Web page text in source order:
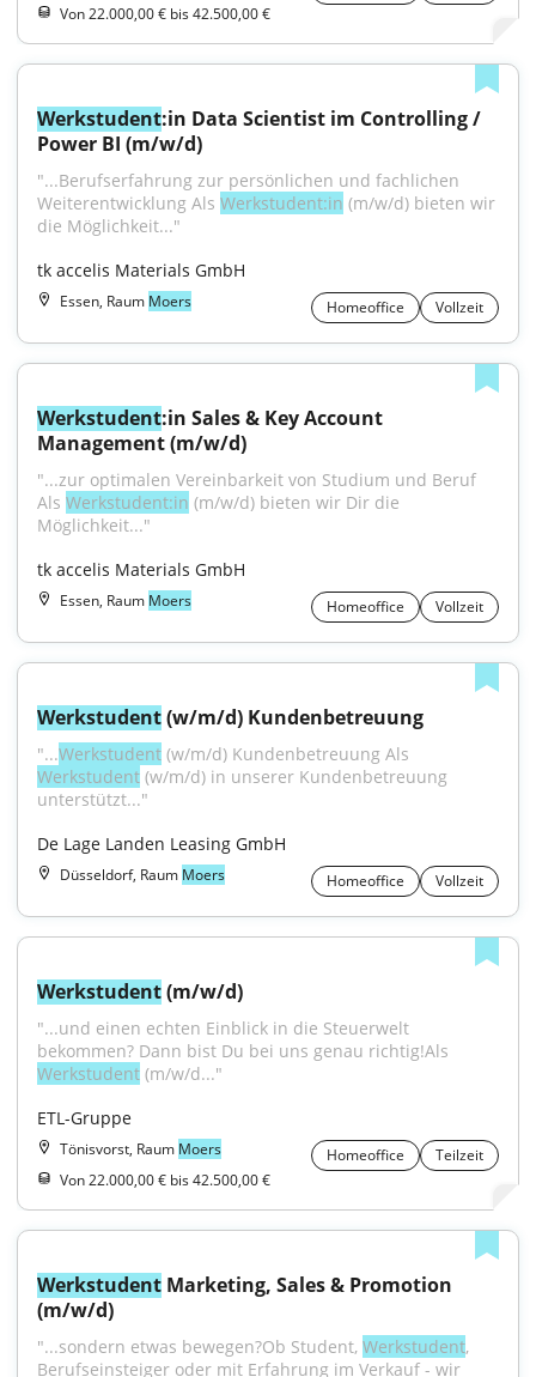
Von 22.000,00 € bis 42.500,00 €
Werkstudent:in Data Scientist im Controlling /
Power BI (m/w/d)
"...Berufserfahrung zur persönlichen und fachlichen
Weiterentwicklung Als Werkstudent:in (m/w/d) bieten wir
die Möglichkeit..."
tk accelis Materials GmbH
Essen, Raum Moers Homeoffice Vollzeit
Werkstudent:in Sales & Key Account
Management (m/w/d)
"...zur optimalen Vereinbarkeit von Studium und Beruf
Als Werkstudent:in (m/w/d) bieten wir Dir die
Möglichkeit..."
tk accelis Materials GmbH
Essen, Raum Moers Homeoffice Vollzeit
Werkstudent (w/m/d) Kundenbetreuung
"...Werkstudent
Werkstudent (w/m/d) in unserer Kundenbetreuung
unterstützt..."
De Lage Landen Leasing GmbH
Düsseldorf, Raum Moers Homeoffice Vollzeit
Werkstudent (m/w/d)
"...und einen echten Einblick in die Steuerwelt
Werkstudent (m/w/d..."
ETL-Gruppe
Tönisvorst, Raum Moers Homeoffice
Teilzeit
Von 22.000,00 € bis 42.500,00 €
Werkstudent Marketing, Sales & Promotion
(m/w/d)
"...sondern etwas bewegen?Ob Student, Werkstudent,
Berufseinsteiger oder mit Erfahrung im Verkauf - wir